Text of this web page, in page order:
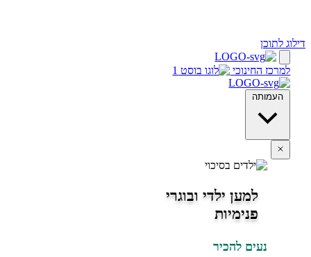
לתוכן
החינוכי
העמותה
למען ילדי ובוגרי
פנימיות
נעים להכיר